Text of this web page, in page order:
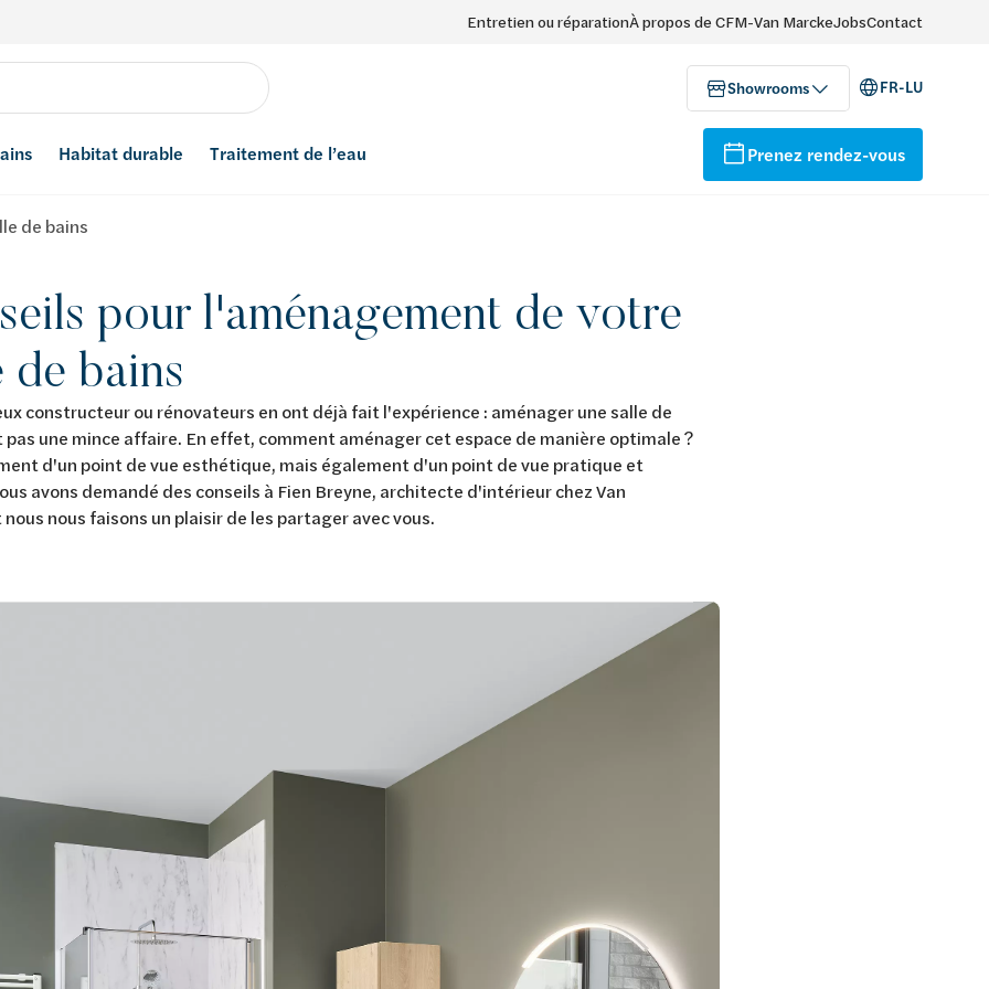
Entretien ou réparationÀ propos de CFM-Van MarckeJobsContact
Showrooms FR-LU
Habitat durable Traitement de l’eau Prenez rendez-vous
de bains
pour l'aménagement de votre
de bains
constructeur ou rénovateurs en ont déjà fait l'expérience : aménager une salle de
pas une mince affaire. En effet, comment aménager cet espace de manière optimale ?
d'un point de vue esthétique, mais également d'un point de vue pratique et
avons demandé des conseils à Fien Breyne, architecte d'intérieur chez Van
nous faisons un plaisir de les partager avec vous.